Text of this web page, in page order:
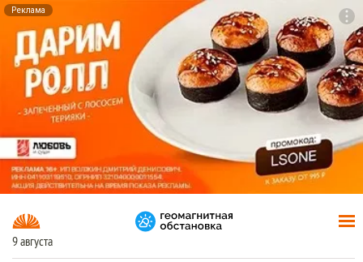
Реклама
9 августа